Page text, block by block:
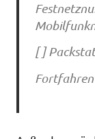
[ ]
Fortfahren